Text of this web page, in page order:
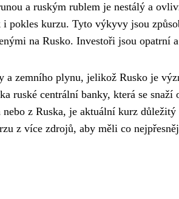
a ruským rublem je nestálý a
pokles kurzu. Tyto výkyvy jsou
na Rusko. Investoři jsou opatrní
zemního plynu, jelikož Rusko je
centrální banky, která se snaží
z Ruska, je aktuální kurz důležitý
z více zdrojů, aby měli co